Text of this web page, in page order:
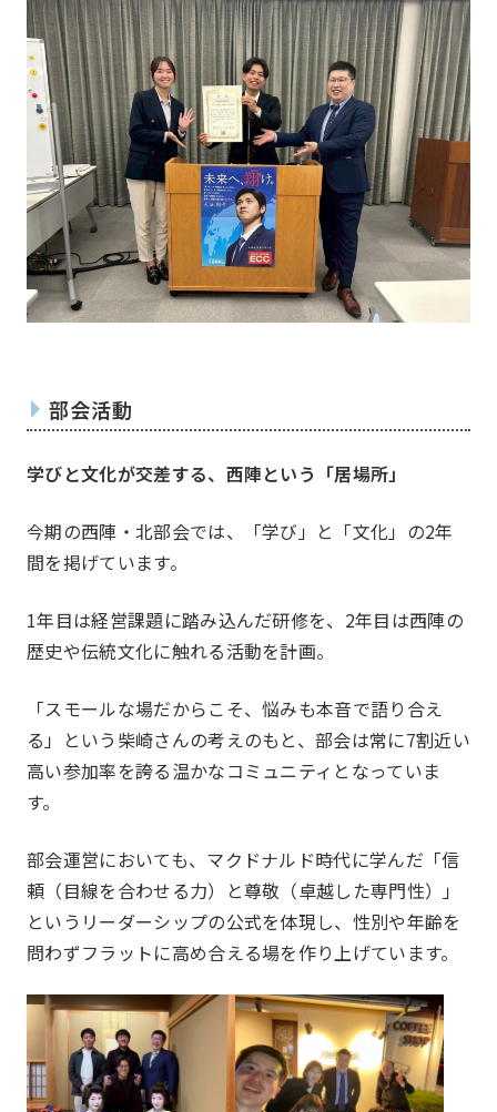
洛中部会
壬生部会
東九部会
吉祥院部会
長岡部会
口丹部会
伏見部会
山科部会
大阪部会
近江部会
嵯峨野部会
丸太町部会
洛南部会
メンバー Members
Committee
例会委員会
コミュニティシェア委員会
総務委員会
コネクト委員会
部会活動
学びと文化が交差する、西陣という「居場所」
今期の西陣・北部会では、「学び」と「文化」の2年
間を掲げています。
1年目は経営課題に踏み込んだ研修を、2年目は西陣の
歴史や伝統文化に触れる活動を計画。
「スモールな場だからこそ、悩みも本音で語り合え
る」という柴崎さんの考えのもと、部会は常に7割近い
高い参加率を誇る温かなコミュニティとなっていま
す。
部会運営においても、マクドナルド時代に学んだ「信
頼（目線を合わせる力）と尊敬（卓越した専門性）」
というリーダーシップの公式を体現し、性別や年齢を
問わずフラットに高め合える場を作り上げています。